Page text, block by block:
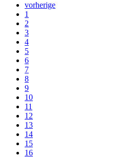
vorherige
1
2
3
4
5
6
7
8
9
10
11
12
13
14
15
16